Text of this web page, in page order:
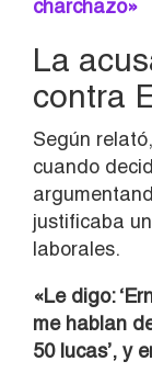
charchazo»
La
contra
Según
cuando
justificaba
laborales.
«Le digo:
me hablan
50 lucas’, y